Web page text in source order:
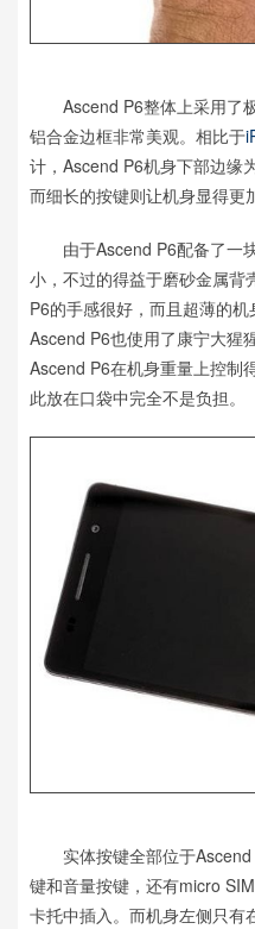
Ascend P6整体上采用了
铝合金边框非常美观。相比于
计，Ascend P6机身下部边缘
而细长的按键则让机身显得更
由于Ascend P6配备了一
小，不过的得益于磨砂金属背
P6的手感很好，而且超薄的
Ascend P6也使用了康宁大猩
Ascend P6在机身重量上控制
此放在口袋中完全不是负担。
实体按键全部位于Ascend
键和音量按键，还有micro
卡托中插入。而机身左侧只有